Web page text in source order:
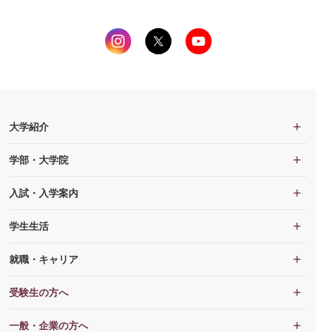
大学紹介
学部・大学院
入試・入学案内
学生生活
就職・キャリア
受験生の方へ
一般・企業の方へ